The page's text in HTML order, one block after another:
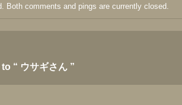
Both comments and pings are currently closed.
“ ウサギさん ”